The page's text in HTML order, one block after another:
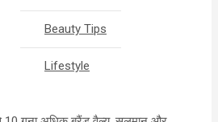
Beauty Tips
Lifestyle